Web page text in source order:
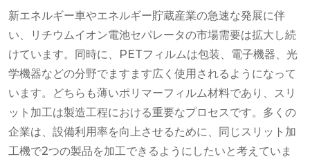
新エネルギー車やエネルギー貯蔵産業の急速な発展に伴
い、リチウムイオン電池セパレータの市場需要は拡大し続
けています。同時に、PETフィルムは包装、電子機器、光
学機器などの分野でますます広く使用されるようになって
います。どちらも薄いポリマーフィルム材料であり、スリ
ット加工は製造工程における重要なプロセスです。多くの
企業は、設備利用率を向上させるために、同じスリット加
工機で2つの製品を加工できるようにしたいと考えていま